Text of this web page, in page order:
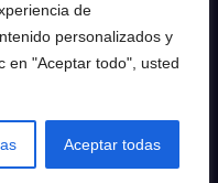
de
personalizados y
en "Aceptar todo", usted
Aceptar todas
Newsup deThemeansar
Tecnología